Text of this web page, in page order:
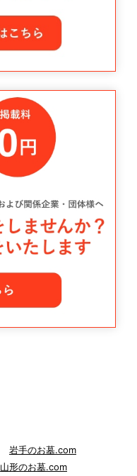
岩手のお墓.com
山形のお墓.com